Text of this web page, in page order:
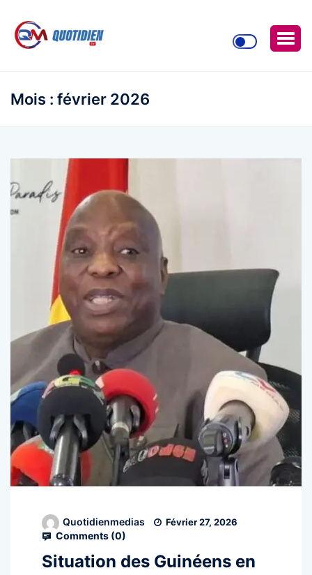
Mois : février 2026
Quotidienmedias Février 27, 2026
Comments (0)
Situation des Guinéens en